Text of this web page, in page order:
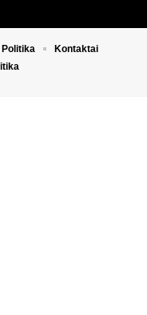
Kontaktai